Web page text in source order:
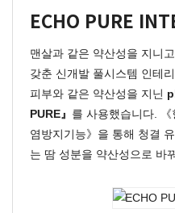
ECHO PURE
맨살과 같은 약산성을 지니
갖춘 신개발 풀시스템 인테
피부와 같은 약산성을 지닌
PURE』 를 사용했습니다.
염방지기능》을 통해 청결
는 땀 성분을 약산성으로 바